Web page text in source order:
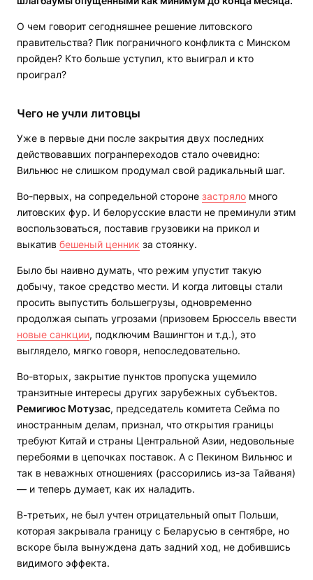
О чем говорит сегодняшнее решение литовского
правительства? Пик пограничного конфликта с Минском
пройден? Кто больше уступил, кто выиграл и кто
проиграл?
Чего не учли литовцы
Уже в первые дни после закрытия двух последних
действовавших погранпереходов стало очевидно:
Вильнюс не слишком продумал свой радикальный шаг.
Во-первых, на сопредельной стороне застряло много
литовских фур. И белорусские власти не преминули этим
воспользоваться, поставив грузовики на прикол и
выкатив бешеный ценник за стоянку.
Было бы наивно думать, что режим упустит такую
добычу, такое средство мести. И когда литовцы стали
просить выпустить большегрузы, одновременно
продолжая сыпать угрозами (призовем Брюссель ввести
новые санкции, подключим Вашингтон и т.д.), это
выглядело, мягко говоря, непоследовательно.
Во-вторых, закрытие пунктов пропуска ущемило
транзитные интересы других зарубежных субъектов.
Ремигиюс Мотузас, председатель комитета Сейма по
иностранным делам, признал, что открытия границы
требуют Китай и страны Центральной Азии, недовольные
перебоями в цепочках поставок. А с Пекином Вильнюс и
так в неважных отношениях (рассорились из-за Тайваня)
— и теперь думает, как их наладить.
В-третьих, не был учтен отрицательный опыт Польши,
которая закрывала границу с Беларусью в сентябре, но
вскоре была вынуждена дать задний ход, не добившись
видимого эффекта.